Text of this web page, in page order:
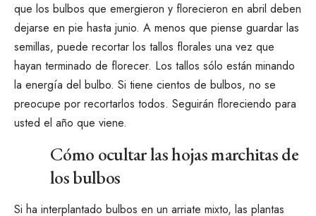
que los bulbos que emergieron y florecieron en abril deben
dejarse en pie hasta junio. A menos que piense guardar las
semillas, puede recortar los tallos florales una vez que
hayan terminado de florecer. Los tallos sólo están minando
la energía del bulbo. Si tiene cientos de bulbos, no se
preocupe por recortarlos todos. Seguirán floreciendo para
usted el año que viene.
Cómo ocultar las hojas marchitas de
los bulbos
Si ha interplantado bulbos en un arriate mixto, las plantas